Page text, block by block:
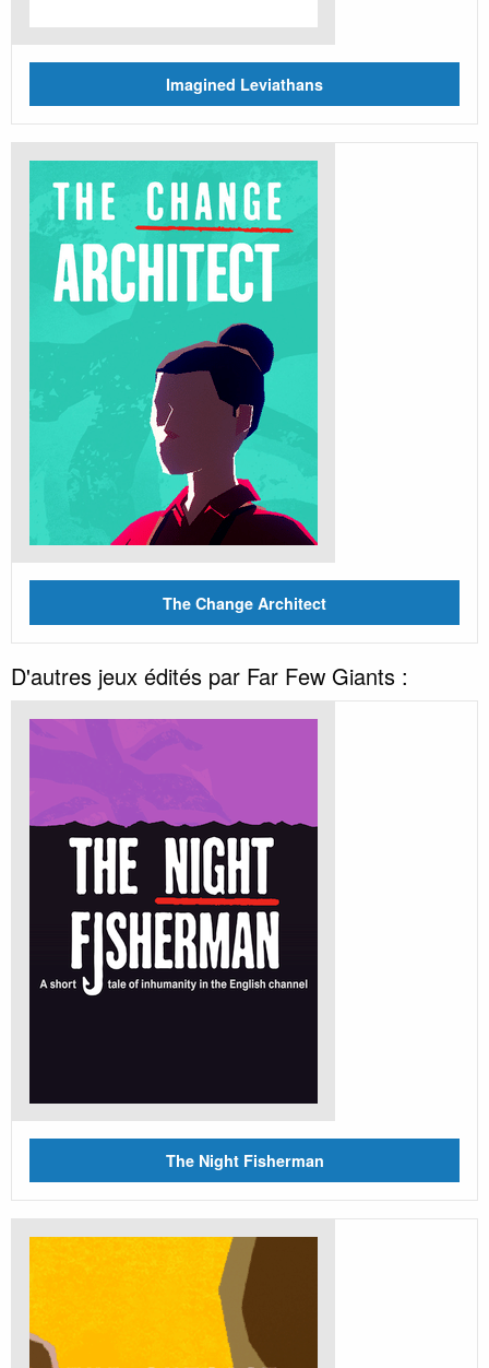
Imagined Leviathans
The Change Architect
D'autres jeux édités par Far Few Giants :
The Night Fisherman